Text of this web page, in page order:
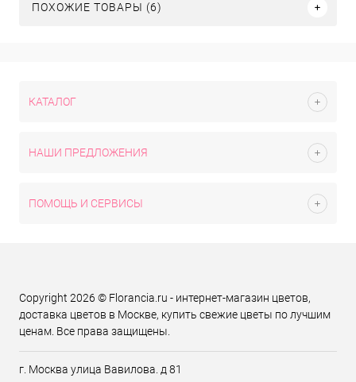
ПОХОЖИЕ ТОВАРЫ (6)
КАТАЛОГ
НАШИ ПРЕДЛОЖЕНИЯ
ПОМОЩЬ И СЕРВИСЫ
Copyright 2026 © Florancia.ru - интернет-магазин цветов,
доставка цветов в Москве, купить свежие цветы по лучшим
ценам. Все права защищены.
г. Москва улица Вавилова. д 81